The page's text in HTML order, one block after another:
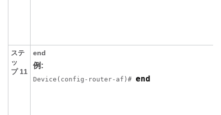
ステ
ッ
プ 11
end
例:
Device(config-router-af)# end